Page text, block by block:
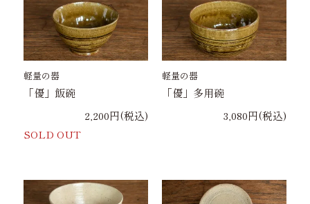
軽量の器
「優」飯碗
2,200円(税込)
SOLD OUT
軽量の器
「優」多用碗
3,080円(税込)